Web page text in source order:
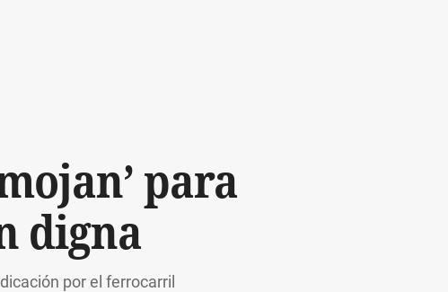
para
digna
por el ferrocarril